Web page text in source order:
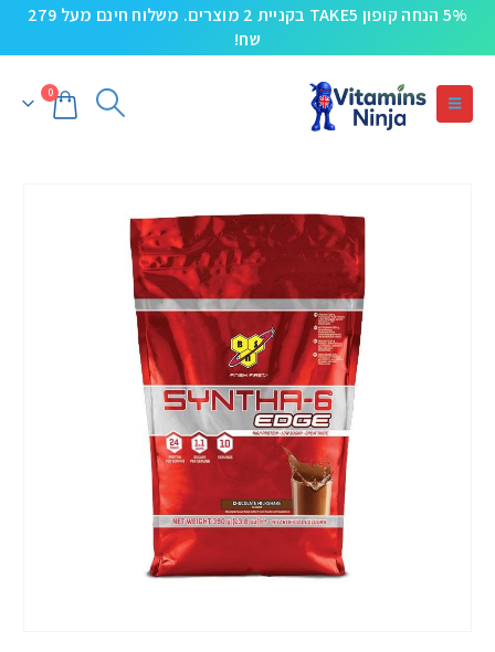
5% הנחה קופון TAKE5 בקניית 2 מוצרים. משלוח חינם מעל 279
שח!
0